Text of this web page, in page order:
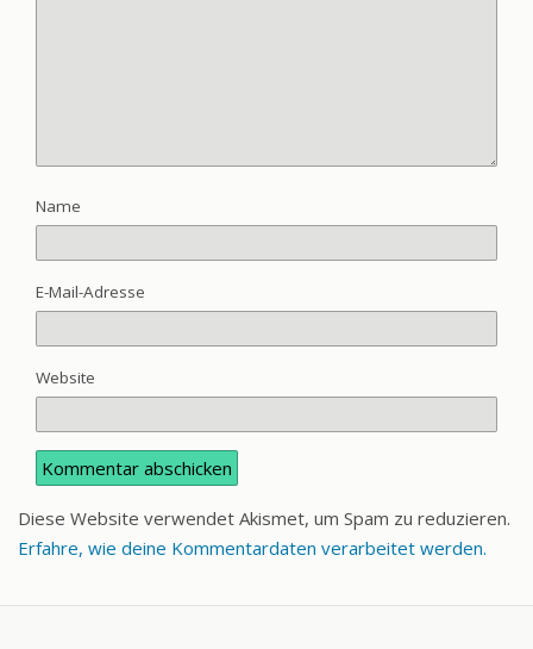
Name
E-Mail-Adresse
Website
Diese Website verwendet Akismet, um Spam zu reduzieren.
Erfahre, wie deine Kommentardaten verarbeitet werden.